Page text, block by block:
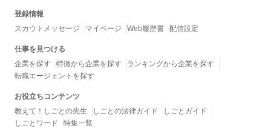
登録情報
スカウトメッセージ
マイページ Web履歴書 配信設定
仕事を見つける
企業を探す
特徴から企業を探す
ランキングから企業を探す
転職エージェントを探す
お役立ちコンテンツ
教えて！しごとの先生
しごとの法律ガイド
しごとガイド
しごとワード
特集一覧